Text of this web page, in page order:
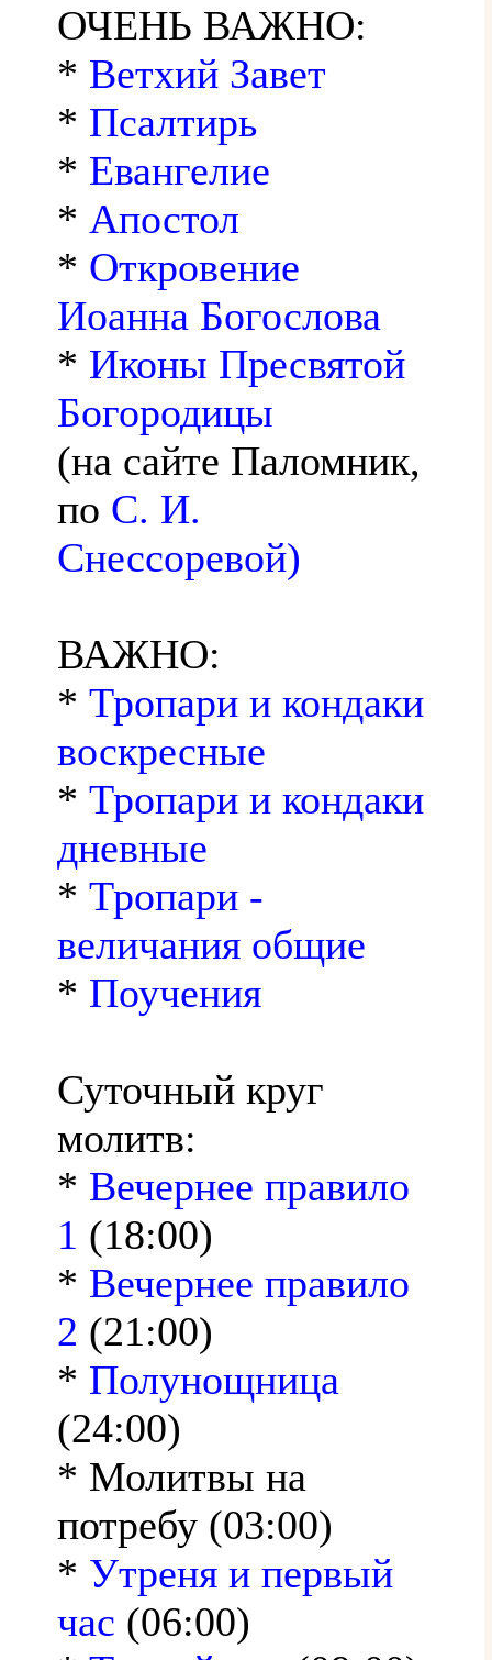
ОЧЕНЬ ВАЖНО:
* Ветхий Завет
* Псалтирь
* Евангелие
* Апостол
* Откровение
Иоанна Богослова
* Иконы Пресвятой
Богородицы
(на сайте Паломник,
по С. И.
Снессоревой)
ВАЖНО:
* Тропари и кондаки
воскресные
* Тропари и кондаки
дневные
* Тропари -
величания общие
* Поучения
Суточный круг
молитв:
* Вечернее правило
1 (18:00)
* Вечернее правило
2 (21:00)
* Полунощница
(24:00)
* Молитвы на
потребу (03:00)
* Утреня и первый
час (06:00)